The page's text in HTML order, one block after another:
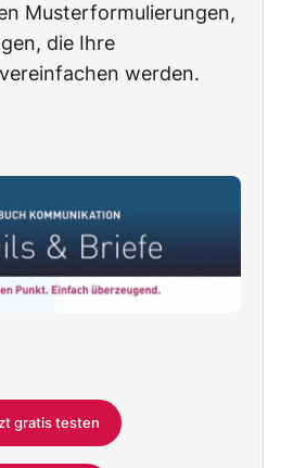
Musterformulierungen,
die Ihre
werden.
gratis testen